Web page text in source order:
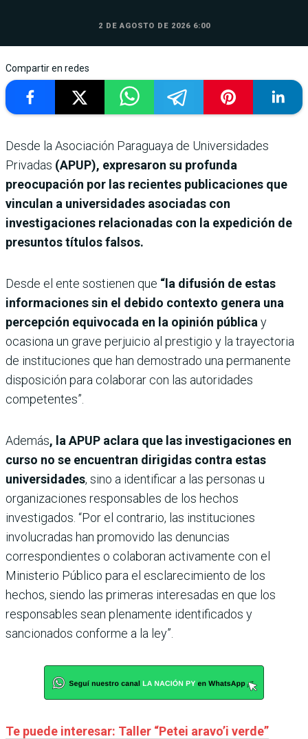
2 DE AGOSTO DE 2026 6:00
Compartir en redes
Desde la Asociación Paraguaya de Universidades
Privadas (APUP), expresaron su profunda
preocupación por las recientes publicaciones que
vinculan a universidades asociadas con
investigaciones relacionadas con la expedición de
presuntos títulos falsos.
Desde el ente sostienen que “la difusión de estas
informaciones sin el debido contexto genera una
percepción equivocada en la opinión pública y
ocasiona un grave perjuicio al prestigio y la trayectoria
de instituciones que han demostrado una permanente
disposición para colaborar con las autoridades
competentes”.
Además, la APUP aclara que las investigaciones en
curso no se encuentran dirigidas contra estas
universidades, sino a identificar a las personas u
organizaciones responsables de los hechos
investigados. “Por el contrario, las instituciones
involucradas han promovido las denuncias
correspondientes o colaboran activamente con el
Ministerio Público para el esclarecimiento de los
hechos, siendo las primeras interesadas en que los
responsables sean plenamente identificados y
sancionados conforme a la ley”.
Te puede interesar: Taller “Petei aravo’i verde”